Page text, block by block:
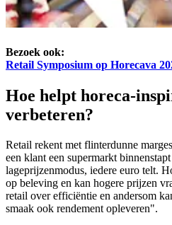
Bezoek ook:
Retail Symposium op Horecava
Hoe helpt horeca-
verbeteren?
Retail rekent met flinterdunne
een klant een supermarkt
lageprijzenmodus, iedere euro telt.
op beleving en kan hogere prijzen
retail over efficiëntie en andersom
smaak ook rendement opleveren".